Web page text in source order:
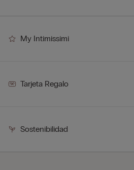
My Intimissimi
Tarjeta Regalo
Sostenibilidad